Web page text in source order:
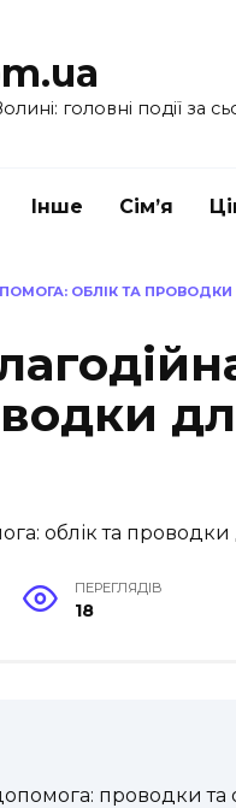
головні події за
Інше Сім’я
ОБЛІК ТА ПРОВОДКИ
ПЕРЕГЛЯДІВ
18
проводки та